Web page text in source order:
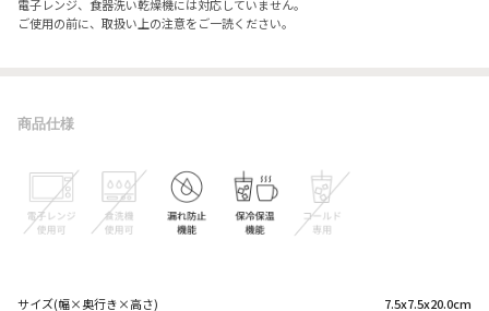
電子レンジ、食器洗い乾燥機には対応していません。
ご使用の前に、取扱い上の注意をご一読ください。
商品仕様
サイズ(幅×奥行き×高さ) 7.5x7.5x20.0cm